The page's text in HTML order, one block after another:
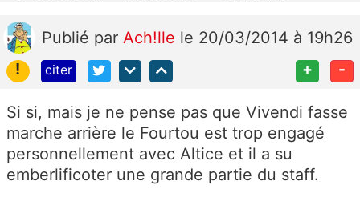
Publié par Ach!lle le 20/03/2014 à 19h26
!
citer + -
Si si, mais je ne pense pas que Vivendi fasse
marche arrière le Fourtou est trop engagé
personnellement avec Altice et il a su
emberlificoter une grande partie du staff.